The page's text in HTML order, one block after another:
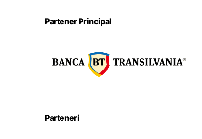
Partener Principal
Parteneri